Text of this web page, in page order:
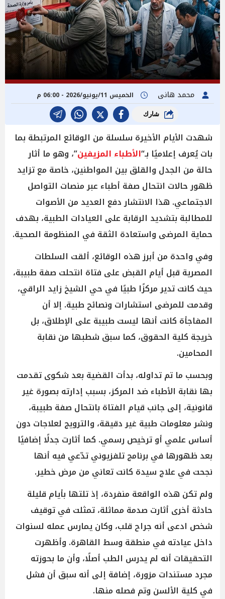
محمد هانى الخميس 11/يونيو/2026 - 06:00 م
شارك
شهدت الأيام الأخيرة سلسلة من الوقائع المرتبطة بما
بات يُعرف إعلاميًا بـ“الأطباء المزيفين”، وهو ما أثار
حالة من الجدل والقلق بين المواطنين، خاصة مع تزايد
ظهور حالات انتحال صفة أطباء عبر منصات التواصل
الاجتماعي. هذا الانتشار دفع العديد من الأصوات
للمطالبة بتشديد الرقابة على العيادات الطبية، بهدف
حماية المرضى واستعادة الثقة في المنظومة الصحية.
وفي واحدة من أبرز هذه الوقائع، ألقت السلطات
المصرية قبل أيام القبض على فتاة انتحلت صفة طبيبة،
حيث كانت تدير مركزًا طبيًا في حي الشيخ زايد الراقي،
وقدمت للمرضى استشارات ونصائح طبية. إلا أن
المفاجأة كانت أنها ليست طبيبة على الإطلاق، بل
خريجة كلية الحقوق، كما سبق شطبها من نقابة
المحامين.
وبحسب ما تم تداوله، بدأت القضية بعد شكوى تقدمت
بها نقابة الأطباء ضد المركز، بسبب إدارته بصورة غير
قانونية، إلى جانب قيام الفتاة بانتحال صفة طبيبة،
ونشر معلومات طبية غير دقيقة، والترويج لعلاجات دون
أساس علمي أو ترخيص رسمي. كما أثارت جدلًا إضافيًا
بعد ظهورها في برنامج تلفزيوني تدّعي فيه أنها
نجحت في علاج سيدة كانت تعاني من مرض خطير.
ولم تكن هذه الواقعة منفردة، إذ تلتها بأيام قليلة
حادثة أخرى أثارت صدمة مماثلة، تمثلت في توقيف
شخص ادعى أنه جراح قلب، وكان يمارس عمله لسنوات
داخل عيادته في منطقة وسط القاهرة. وأظهرت
التحقيقات أنه لم يدرس الطب أصلًا، وأن ما بحوزته
مجرد مستندات مزورة، إضافة إلى أنه سبق أن فشل
في كلية الألسن وتم فصله منها.